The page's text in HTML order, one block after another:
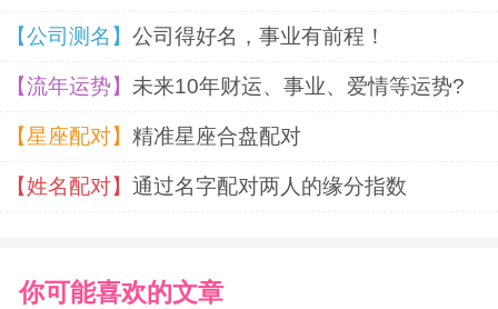
会倾听和感受对方的情感需求，适当表达自
己的情感共鸣和支持。他们可以通过使用温
馨的语言、分享个人经历等方式，来增强与
对方的情感联系。
【公司测名】公司得好名，事业有前程！
【流年运势】 未来10年财运、事业、爱情等运势?
【星座配对】精准星座合盘配对
【姓名配对】通过名字配对两人的缘分指数
你可能喜欢的文章